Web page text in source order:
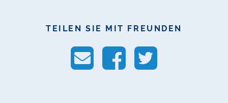
TEILEN SIE MIT FREUNDEN